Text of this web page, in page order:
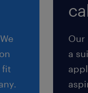
fit
Our
a